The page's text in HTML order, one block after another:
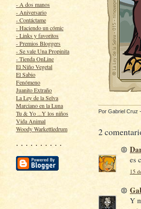
- A dos manos
- Aniversario
- Contáctame
- Haciendo un cómic
- Links y favoritos
- Premios Bloggers
- Se vale Una Propinita
- Tienda OnLine
El Niño Vegetal
El Sabio
Fenómeno
Juanito Extraño
La Ley de la Selva
Marciano en la Luna
Tu & Yo ...Y los niños
Vida Animal
Woody Warkettledrum
· · · · · · · · · ·
Por Gabriel Cruz
2
es
15
Y